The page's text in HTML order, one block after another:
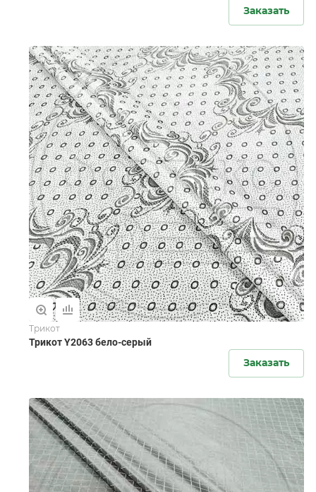
Заказать
Трикот
Трикот Y2063 бело-серый
Заказать